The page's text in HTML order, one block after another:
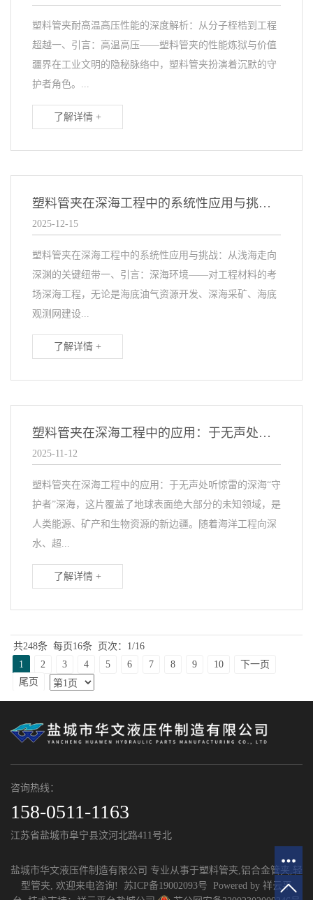
塑料管夹耐高温高压性能的深度解析：从分子桎梏到工程
超越一、引言：高温高压——塑料管夹的性能炼狱与价值
疆界在工业文明的隐秘脉络中，塑料管夹扮演着沉默的守
护者角色。...
了解详情 +
塑料管夹在深海工程中的系统性应用与挑战：从浅海走向深渊的关键纽带
2025-12-15
塑料管夹在深海工程中的系统性应用与挑战：从浅海走向
深渊的关键纽带一、引言：深海环境——对工程材料的考
场深海工程，无论是海底油气资源开发、深海采矿、海底
观测网建设...
了解详情 +
塑料管夹在深海工程中的应用：于无声处听惊雷的深海“守护者”
2025-11-12
塑料管夹在深海工程中的应用：于无声处听惊雷的深海“守
护者”深海，这片覆盖了地球表面绝大部分的未知领域，是
人类能源、矿产和生物资源的新边疆。随着海洋工程向深
水、超...
了解详情 +
共248条 每页16条
页次：1/16
1
2 3 4 5 6 7 8 9 10
下一页
尾页
咨询热线：
158-0511-1163
江苏省盐城市阜宁县汶河北路411号北
盐城市华文液压件制造有限公司 专业从事于塑料管夹,铝合金管夹, 轻
型管夹, 欢迎来电咨询! 苏ICP备19002093号 Powered by 祥云平